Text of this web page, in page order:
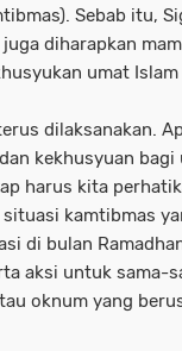
Sebab itu,
diharapkan
umat
dilaksanakan.
kekhusyuan
harus kita
kamtibmas
di bulan
aksi untuk sama-
oknum yang